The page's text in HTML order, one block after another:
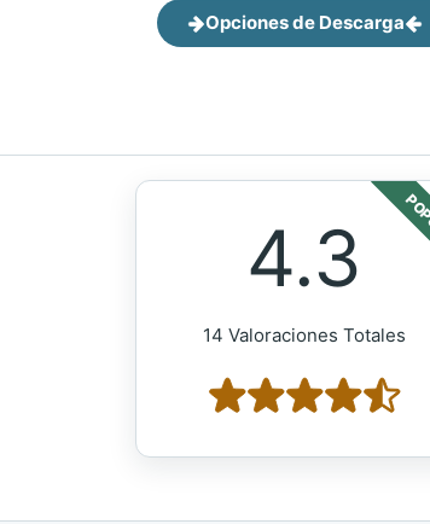
Opciones de Descarga
4.3
14 Valoraciones Totales